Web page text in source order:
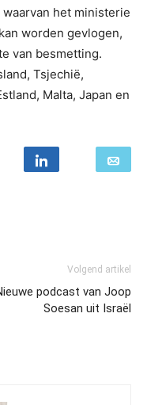
het ministerie
worden gevlogen,
van besmetting.
Tsjechië,
Malta, Japan en
Volgend artikel
podcast van Joop
Soesan uit Israël